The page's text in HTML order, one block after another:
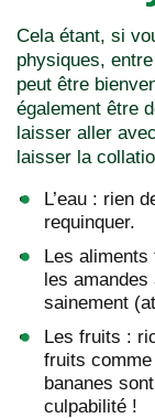
Cela étant, si
physiques,
peut être
également être
laisser aller
laisser la
L’eau : rien
requinquer.
Les
les amandes
sainement
Les fruits :
fruits
bananes
culpabilité !